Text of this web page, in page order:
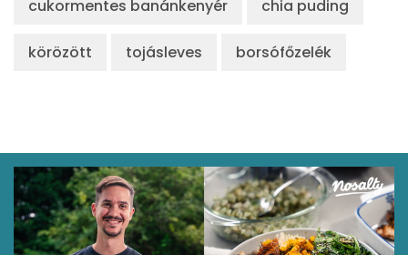
cukormentes banánkenyér chia puding
körözött tojásleves borsófőzelék